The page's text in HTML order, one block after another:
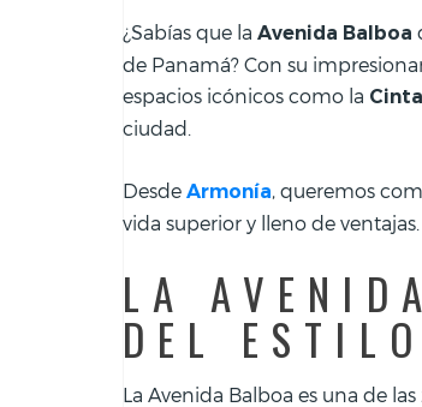
¿Sabías que la Avenida Balboa
de Panamá? Con su
espacios icónicos como la
ciudad.
Desde Armonía, queremos
vida superior y lleno de ventajas.
LA
DEL
La Avenida Balboa es una de